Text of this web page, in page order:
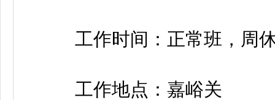
工作时间：正常班，周休
工作地点：嘉峪关